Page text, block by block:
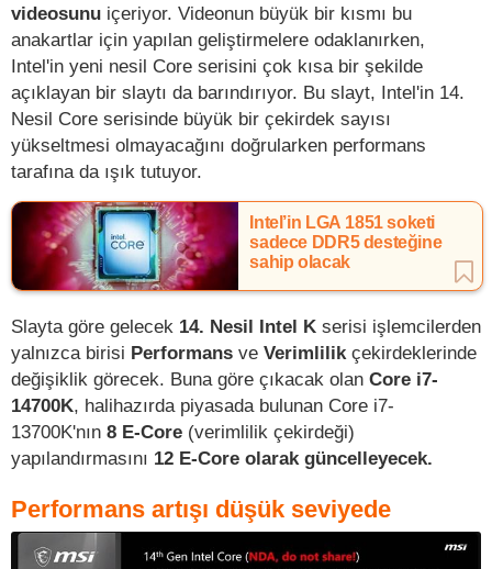
videosunu içeriyor. Videonun büyük bir kısmı bu
anakartlar için yapılan geliştirmelere odaklanırken,
Intel'in yeni nesil Core serisini çok kısa bir şekilde
açıklayan bir slaytı da barındırıyor. Bu slayt, Intel'in 14.
Nesil Core serisinde büyük bir çekirdek sayısı
yükseltmesi olmayacağını doğrularken performans
tarafına da ışık tutuyor.
Intel’in LGA 1851 soketi
sadece DDR5 desteğine
sahip olacak
Slayta göre gelecek 14. Nesil Intel K serisi işlemcilerden
yalnızca birisi Performans ve Verimlilik çekirdeklerinde
değişiklik görecek. Buna göre çıkacak olan Core i7-
14700K, halihazırda piyasada bulunan Core i7-
13700K'nın 8 E-Core (verimlilik çekirdeği)
yapılandırmasını 12 E-Core olarak güncelleyecek.
Performans artışı düşük seviyede